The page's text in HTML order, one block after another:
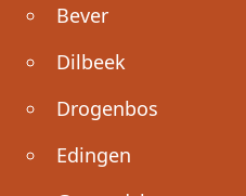
Bever
Dilbeek
Drogenbos
Edingen